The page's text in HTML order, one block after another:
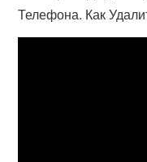
Телефона. Как